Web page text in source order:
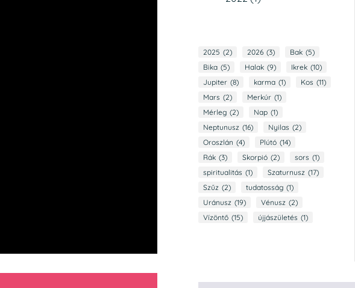
2025 (2) 2026 (3) Bak (5)
Bika (5) Halak (9) Ikrek (10)
Jupiter (8) karma (1) Kos (11)
Mars (2) Merkúr (1)
Mérleg (2) Nap (1)
Neptunusz (16) Nyilas (2)
Oroszlán (4) Plútó (14)
Rák (3) Skorpió (2) sors (1)
spiritualitás (1) Szaturnusz (17)
Szűz (2) tudatosság (1)
Uránusz (19) Vénusz (2)
Vízöntő (15) újjászületés (1)